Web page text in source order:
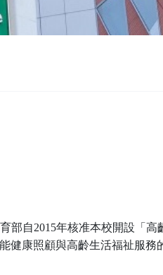
部自2015年核准本校開設「高
健康照顧與高齡生活福祉服務